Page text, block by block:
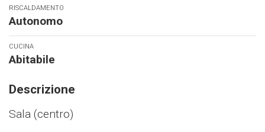
RISCALDAMENTO
Autonomo
CUCINA
Abitabile
Descrizione
Sala (centro)